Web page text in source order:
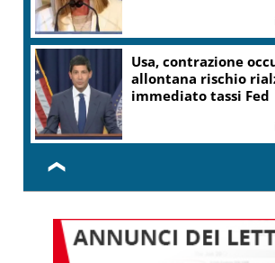
Usa, contrazione
allontana rischio
immediato tassi Fed
❮